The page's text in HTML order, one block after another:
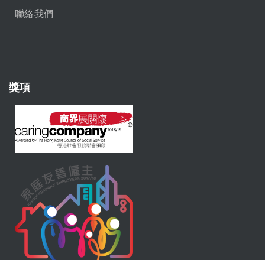
聯絡我們
獎項